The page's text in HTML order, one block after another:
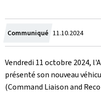
Communiqué Crée
le
11.10.2024
Vendredi 11 octobre 2024,
présenté son nouveau
(Command Liaison and